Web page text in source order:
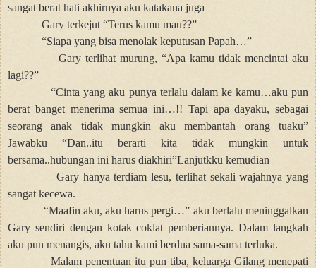
sangat berat hati akhirnya aku katakana juga
Gary terkejut “Terus kamu mau??”
“Siapa yang bisa menolak keputusan Papah…”
Gary terlihat murung, “Apa kamu tidak mencintai aku
lagi??”
“Cinta yang aku punya terlalu dalam ke kamu…aku pun
berat banget menerima semua ini…!! Tapi apa dayaku, sebagai
seorang anak tidak mungkin aku membantah orang tuaku”
Jawabku “Dan..itu berarti kita tidak mungkin untuk
bersama..hubungan ini harus diakhiri”Lanjutkku kemudian
Gary hanya terdiam lesu, terlihat sekali wajahnya yang
sangat kecewa.
“Maafin aku, aku harus pergi…” aku berlalu meninggalkan
Gary sendiri dengan kotak coklat pemberiannya. Dalam langkah
aku pun menangis, aku tahu kami berdua sama-sama terluka.
Malam penentuan itu pun tiba, keluarga Gilang menepati